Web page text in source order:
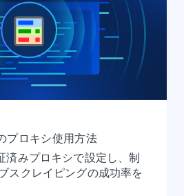
プロキシ使用方法
済みプロキシで設定し、制
スクレイピングの成功率を